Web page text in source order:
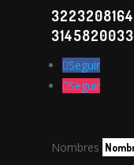
3223208164
3145820033
Seguir
Seguir
Nombres